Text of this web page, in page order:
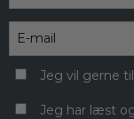
Jeg vil gerne
Jeg har læst